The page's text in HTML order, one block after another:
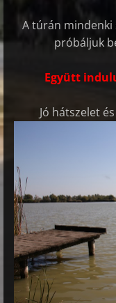
A túrán mindenki
próbáljuk
Együtt
Jó hátszelet